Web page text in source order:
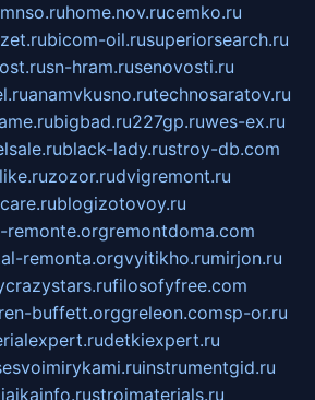
mnso.ruhome.nov.rucemko.ru
bicom-oil.rusuperiorsearch.ru
sn-hram.rusenovosti.ru
anamvkusno.rutechnosaratov.ru
bigbad.ru227gp.ruwes-ex.ru
black-lady.rustroy-db.com
zozor.rudvigremont.ru
blogizotovoy.ru
remonte.orgremontdoma.com
remonta.orgvyitikho.rumirjon.ru
filosofyfree.com
buffett.orggreleon.comsp-or.ru
detkiexpert.ru
instrumentgid.ru
stroimaterials.ru